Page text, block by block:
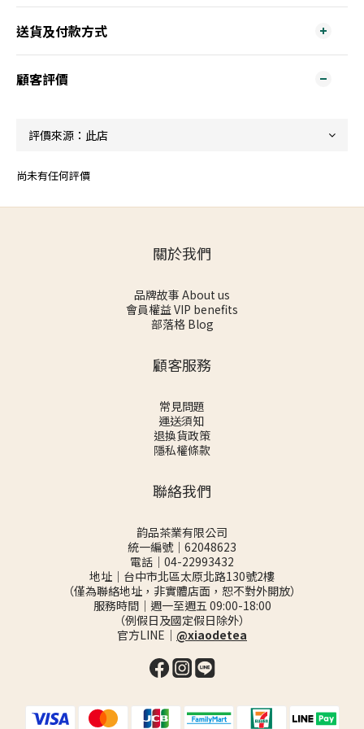
送貨及付款方式
顧客評價
尚未有任何評價
關於我們
品牌故事 About us
會員權益 VIP benefits
部落格 Blog
顧客服務
常見問題
運送須知
退換貨政策
隱私權條款
聯絡我們
韵品茶業有限公司
統一編號｜62048623
電話｜04-22993432
地址｜台中市北區太原北路130號2樓
（僅為聯絡地址，非實體店面，恕不對外開放）
服務時間｜週一至週五 09:00-18:00
（例假日及國定假日除外）
官方LINE｜ @xiaodetea